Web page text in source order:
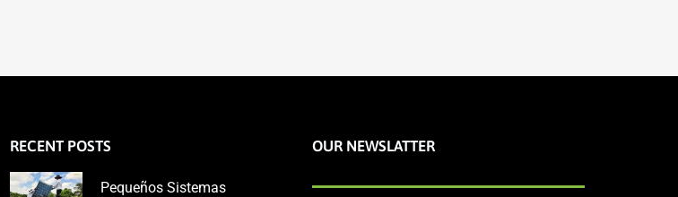
RECENT POSTS
Pequeños Sistemas
OUR NEWSLATTER